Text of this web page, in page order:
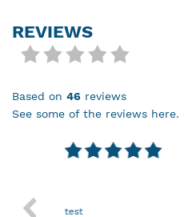
REVIEWS
based on 46 reviews
see some of the reviews here.
test